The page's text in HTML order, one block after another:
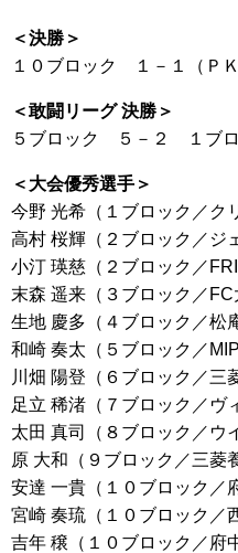
＜決勝＞
１０ブロック １－１（Ｐ
＜敢闘リーグ 決勝＞
５ブロック ５－２ １ブ
＜大会優秀選手＞
今野 光希（１ブロック／ク
高村 桜輝（２ブロック／ジ
小汀 瑛慈（２ブロック／
末森 遥来（３ブロック／FC
生地 慶多（４ブロック／松
和崎 奏太（５ブロック／MIP
川畑 陽登（６ブロック／三
足立 稀渚（７ブロック／ヴ
太田 真司（８ブロック／ウ
原 大和（９ブロック／三菱
安達 一貴（１０ブロック／
宮崎 奏琉（１０ブロック／
吉年 穣（１０ブロック／府